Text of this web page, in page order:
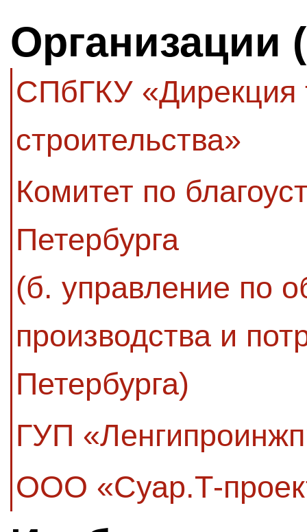
Организации
СПбГКУ «Дирекция
строительства»
Комитет по
Петербурга
(б. управление по
производства и
Петербурга)
ГУП
ООО «Суар.Т-